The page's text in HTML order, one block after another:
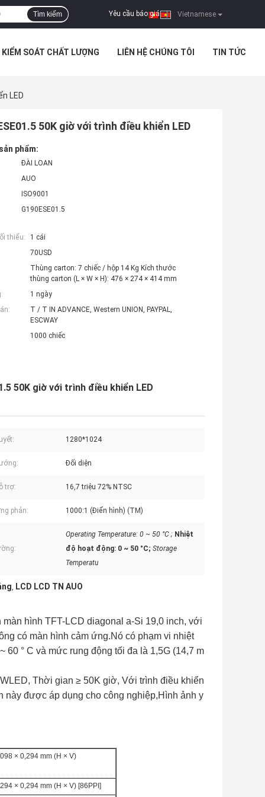
Vietnamese
Yêu cầu báo giá |
Tìm kiếm
KIỂM SOÁT CHẤT LƯỢNG LIÊN HỆ CHÚNG TÔI TIN TỨC
LED
50K giờ với trình điều khiển LED
phẩm:
ĐÀI LOAN
AUO
ISO9001
G190ESE01.5
thiểu:
1 cái
70USD
Thùng carton: 7 chiếc / hộp 14 Kg Kích thước
thùng carton (L × W × H): 476 × 274 × 414 mm
1 ngày
T / T IN ADVANCE, Western UNION, PAYPAL,
ESCWAY
1000 chiếc
50K giờ với trình điều khiển LED
1280*1024
Đối diện
trợ: 16,7 triệu 72% NTSC
phản: 1000:1 (Điển hình) (TM)
Operating Temperature: 0 ~ 50 °C ; Nhiệt
độ hoạt động: 0 ~ 50 °C; Storage
Temperatu
, LCD LCD TN AUO
hình TFT-LCD diagonal a-Si 19,0 inch, với
có màn hình cảm ứng.Nó có phạm vi nhiệt
60 ° C và mức rung động tối đa là 1,5G (14,7 m
Thời gian ≥ 50K giờ, Với trình điều khiển
này được áp dụng cho công nghiệp,Hình ảnh y
× 0,294 mm (H × V)
× 0,294 mm (H × V) [86PPI]